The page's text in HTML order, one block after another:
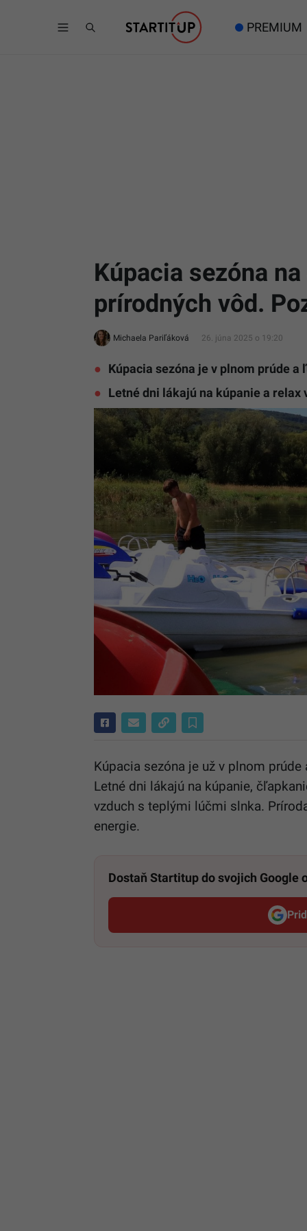
PREMIUM
Kúpacia sezóna
prírodných vôd.
Michaela Pariľáková 26. júna 2025 o 19:20
Kúpacia sezóna je v plnom prúde a
Letné dni lákajú na kúpanie a relax
Kúpacia sezóna je už v plnom
Letné dni lákajú na kúpanie,
vzduch s teplými lúčmi slnka.
energie.
Dostaň Startitup do svojich Google